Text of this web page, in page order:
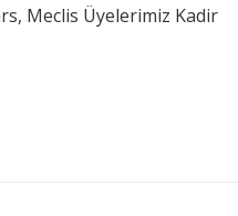
Meclis Üyelerimiz Kadir